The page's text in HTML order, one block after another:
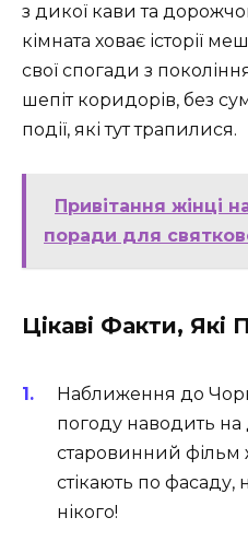
з дикої кави та
кімната ховає історії
свої спогади з
шепіт коридорів, без
події, які тут трапилися.
Привітання жінці
поради для
Цікаві Факти, Які
Наближення до
погоду наводить
старовинний фільм
стікають по
нікого!